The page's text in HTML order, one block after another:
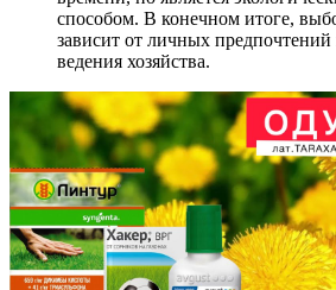
способом. В конечном итоге,
зависит от личных
ведения хозяйства.